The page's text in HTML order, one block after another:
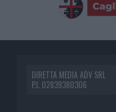
DIRETTA MEDIA ADV SRL
P.I. 02839380306